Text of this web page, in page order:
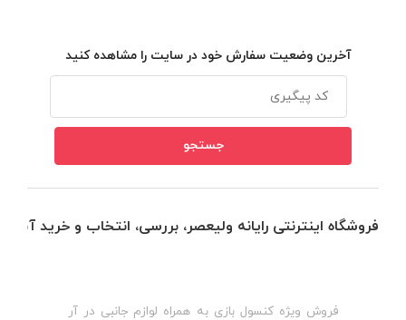
آخرین وضعیت سفارش خود در سایت را مشاهده کنید
فروشگاه اینترنتی رایانه ولیعصر، بررسی، انتخاب و خرید
فروش ویژه کنسول بازی به همراه لوازم جانبی در آر